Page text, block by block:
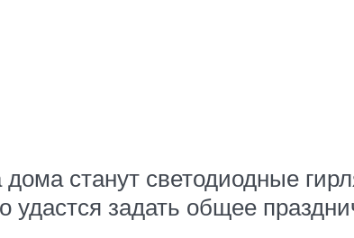
станут светодиодные
задать общее